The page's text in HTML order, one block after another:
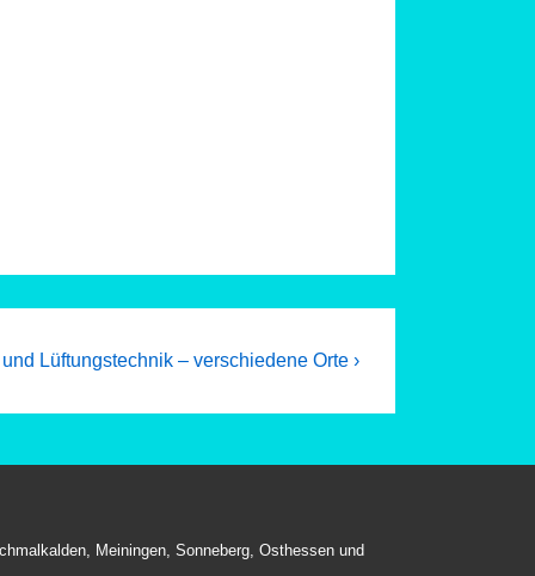
Lüftungstechnik – verschiedene Orte ›
Meiningen, Sonneberg, Osthessen und